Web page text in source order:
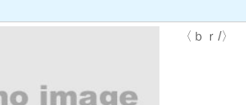
〈ｂｒ/〉